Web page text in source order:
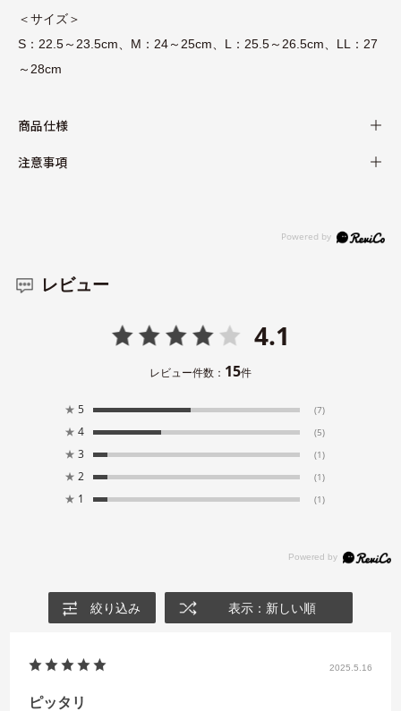
＜サイズ＞
S：22.5～23.5cm、M：24～25cm、L：25.5～26.5cm、LL：27
～28cm
商品仕様
注意事項
レビュー
4.1
レビュー件数： 15件
★ 5 (7)
★ 4 (5)
★ 3 (1)
★ 2 (1)
★ 1 (1)
絞り込み 表示：新しい順
2025.5.16
ピッタリ